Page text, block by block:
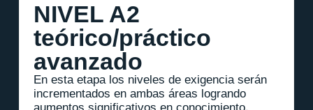
NIVEL A2
teórico/práctico
avanzado
En esta etapa los niveles de exigencia serán
incrementados en ambas áreas logrando